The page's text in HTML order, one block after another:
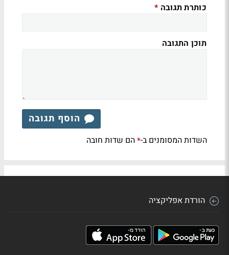
כותרת תגובה *
תוכן התגובה
הוסף תגובה
השדות המסומנים ב-*הם שדות חובה
הורדת אפליקציה